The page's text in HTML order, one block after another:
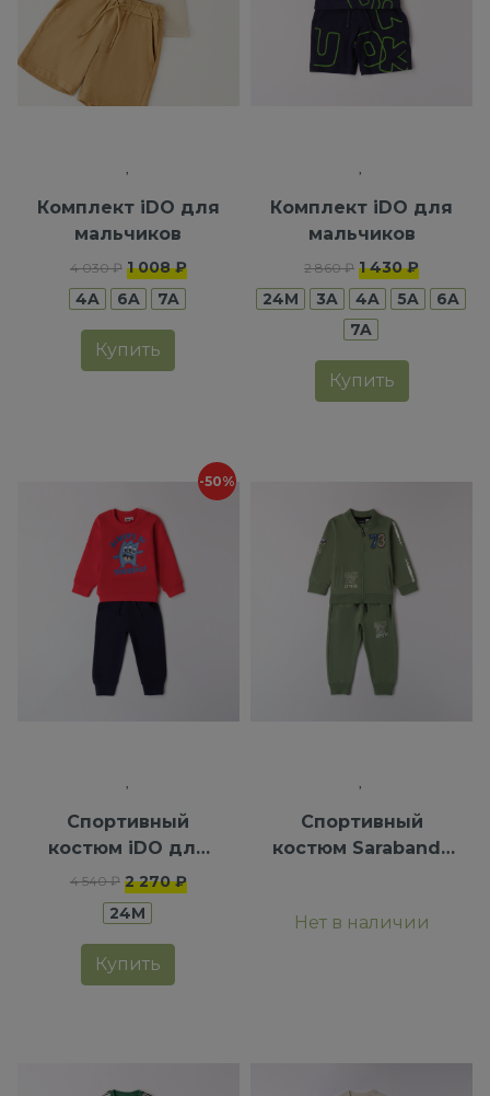
Комплект iDO для
мальчиков
4 030 ₽ 1 008 ₽
4A
6A 7A
Купить
Комплект iDO для
мальчиков
2 860 ₽ 1 430 ₽
24M
3A 4A 5A
6A
7A
Купить
-50%
Cпортивный
костюм iDO для
мальчиков
4 540 ₽ 2 270 ₽
24M
Купить
Спортивный
костюм Sarabanda
Нет в наличии